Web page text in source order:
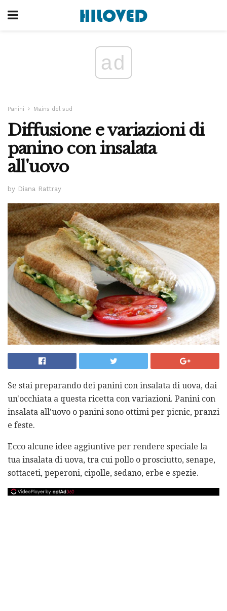
ad
Panini Mains del sud
Diffusione e variazioni di
panino con insalata
all'uovo
by Diana Rattray
Se stai preparando dei panini con insalata di uova, dai
un'occhiata a questa ricetta con variazioni. Panini con
insalata all'uovo o panini sono ottimi per picnic, pranzi
e feste.
Ecco alcune idee aggiuntive per rendere speciale la
tua insalata di uova, tra cui pollo o prosciutto, senape,
sottaceti, peperoni, cipolle, sedano, erbe e spezie.